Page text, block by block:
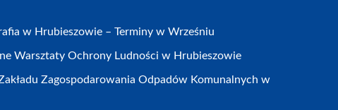
w Hrubieszowie – Terminy w Wrześniu
Warsztaty Ochrony Ludności w Hrubieszowie
Zagospodarowania Odpadów Komunalnych w